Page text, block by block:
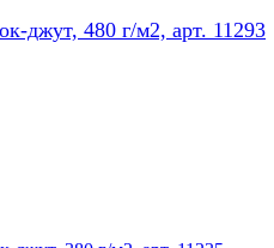
джут, 480 г/м2, арт. 11293